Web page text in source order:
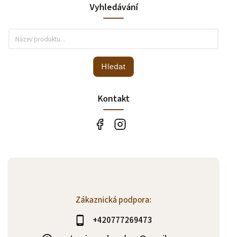
Zákaznická podpora:
+420777269473
Vyhledávání
Hledat
Kontakt